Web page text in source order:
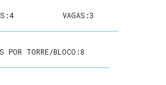
4 VAGAS:3
POR TORRE/BLOCO:8